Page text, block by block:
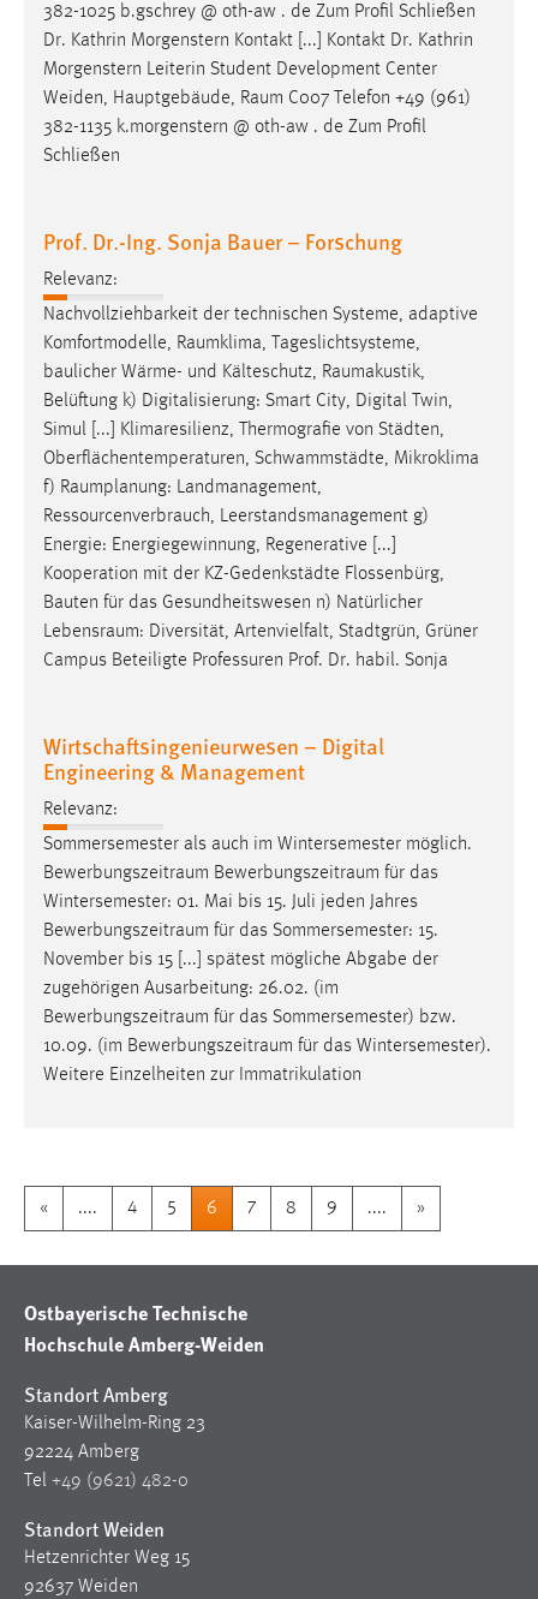
382-1025 b.gschrey @ oth-aw . de Zum Profil Schließen
Dr. Kathrin Morgenstern Kontakt [...] Kontakt Dr. Kathrin
Morgenstern Leiterin Student Development Center
Weiden, Hauptgebäude, Raum C007 Telefon +49 (961)
382-1135 k.morgenstern @ oth-aw . de Zum Profil
Schließen
Prof. Dr.-Ing. Sonja Bauer – Forschung
Relevanz:
Nachvollziehbarkeit der technischen Systeme, adaptive
Komfortmodelle, Raumklima, Tageslichtsysteme,
baulicher Wärme- und Kälteschutz, Raumakustik,
Belüftung k) Digitalisierung: Smart City, Digital Twin,
Simul [...] Klimaresilienz, Thermografie von Städten,
Oberflächentemperaturen, Schwammstädte, Mikroklima
f) Raumplanung: Landmanagement,
Ressourcenverbrauch, Leerstandsmanagement g)
Energie: Energiegewinnung, Regenerative [...]
Kooperation mit der KZ-Gedenkstädte Flossenbürg,
Bauten für das Gesundheitswesen n) Natürlicher
Lebensraum: Diversität, Artenvielfalt, Stadtgrün, Grüner
Campus Beteiligte Professuren Prof. Dr. habil. Sonja
Wirtschaftsingenieurwesen – Digital
Engineering & Management
Relevanz:
Sommersemester als auch im Wintersemester möglich.
Bewerbungszeitraum Bewerbungszeitraum für das
Wintersemester: 01. Mai bis 15. Juli jeden Jahres
Bewerbungszeitraum für das Sommersemester: 15.
November bis 15 [...] spätest mögliche Abgabe der
zugehörigen Ausarbeitung: 26.02. (im
Bewerbungszeitraum für das Sommersemester) bzw.
10.09. (im Bewerbungszeitraum für das Wintersemester).
Weitere Einzelheiten zur Immatrikulation
« .... 4 5 6 7 8 9 .... »
Ostbayerische Technische
Hochschule Amberg-Weiden
Standort Amberg
Kaiser-Wilhelm-Ring 23
92224 Amberg
Tel +49 (9621) 482-0
Standort Weiden
Hetzenrichter Weg 15
92637 Weiden